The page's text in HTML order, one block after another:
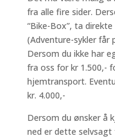
fra alle fire sider.
“Bike-Box”, ta
(Adventure-sykler får
Dersom du ikke har
fra oss for kr 1.500,-
hjemtransport.
kr. 4.000,-
Dersom du ønsker å
ned er dette selvsagt